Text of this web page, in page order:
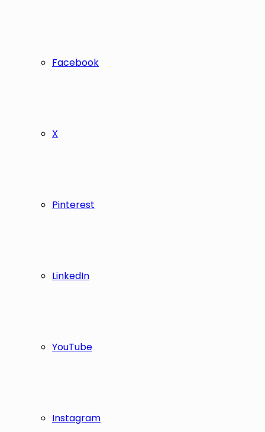
Facebook
X
Pinterest
LinkedIn
YouTube
Instagram